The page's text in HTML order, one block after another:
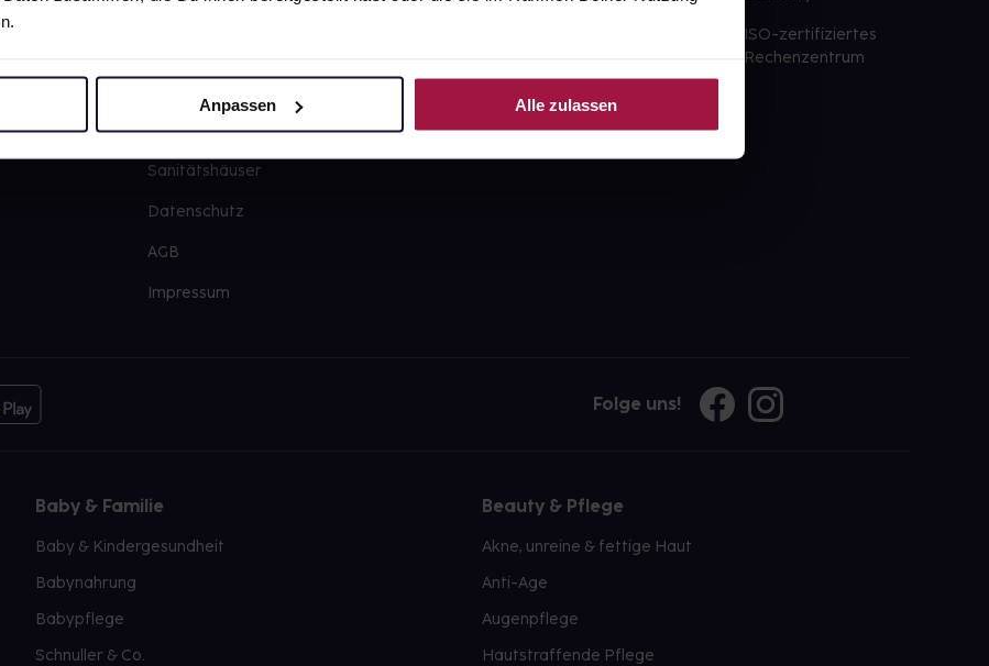
Anpassen Alle zulassen
gesund-versorger.de
Sanitätshäuser
Datenschutz
AGB
Impressum
Große Auswahl an Apotheken
ISO-zertifiziertes
Rechenzentrum
Folge uns!
Baby & Familie
Baby & Kindergesundheit
Babynahrung
Babypflege
Schnuller & Co.
Beauty & Pflege
Akne, unreine & fettige Haut
Anti-Age
Augenpflege
Hautstraffende Pflege